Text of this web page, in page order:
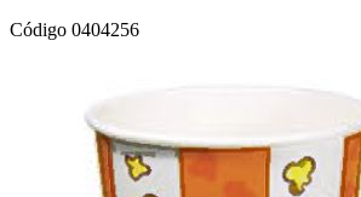
Código 0404256